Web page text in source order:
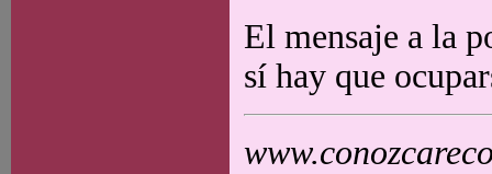
El mensaje a la
sí hay que